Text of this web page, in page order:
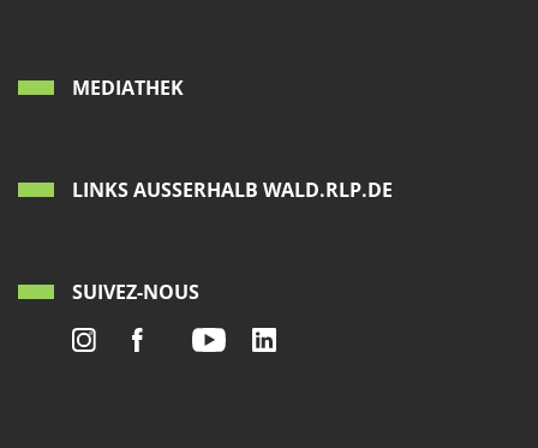
MEDIATHEK
LINKS AUSSERHALB WALD.RLP.DE
SUIVEZ-NOUS